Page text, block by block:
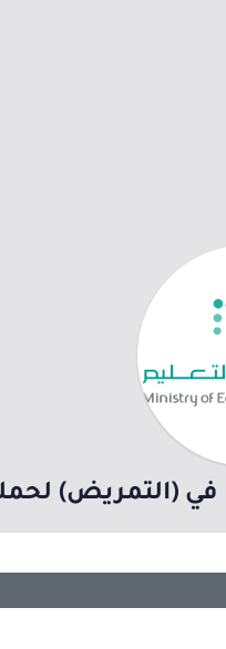
(التمريض)